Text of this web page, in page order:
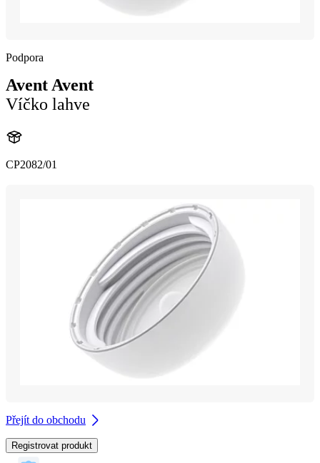
Podpora
Avent Avent
Víčko lahve
CP2082/01
Přejít do obchodu
Registrovat produkt